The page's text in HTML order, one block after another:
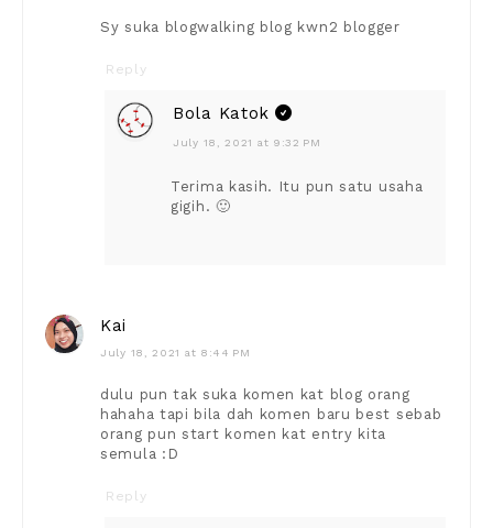
Sy suka blogwalking blog kwn2 blogger
Reply
Bola Katok
July 18, 2021 at 9:32 PM
Terima kasih. Itu pun satu usaha
gigih. 🙂
Kai
July 18, 2021 at 8:44 PM
dulu pun tak suka komen kat blog orang
hahaha tapi bila dah komen baru best sebab
orang pun start komen kat entry kita
semula :D
Reply